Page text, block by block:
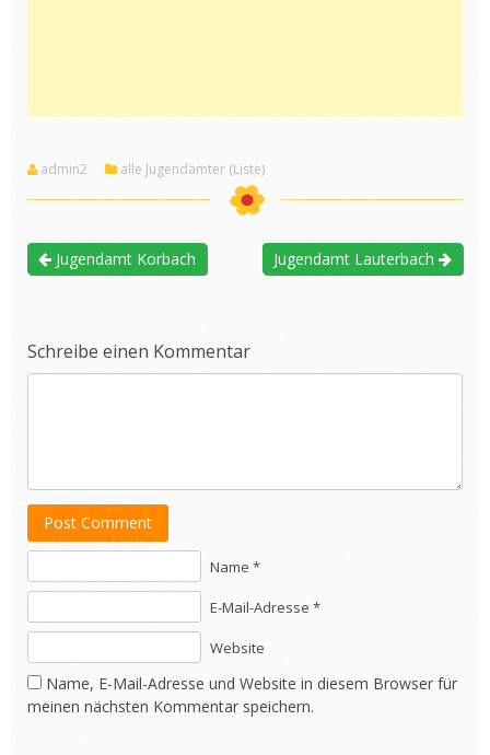
admin2 alle Jugendämter (Liste)
Jugendamt Korbach Jugendamt Lauterbach
Schreibe einen Kommentar
Post Comment
Name *
E-Mail-Adresse *
Website
Name, E-Mail-Adresse und Website in diesem Browser für
meinen nächsten Kommentar speichern.